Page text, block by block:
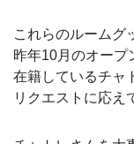
これらのルームグ
昨年10月のオープ
在籍しているチャ
リクエストに応え